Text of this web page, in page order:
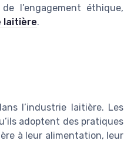
l’engagement éthique,
laitière.
l’industrie laitière. Les
adoptent des pratiques
à leur alimentation, leur